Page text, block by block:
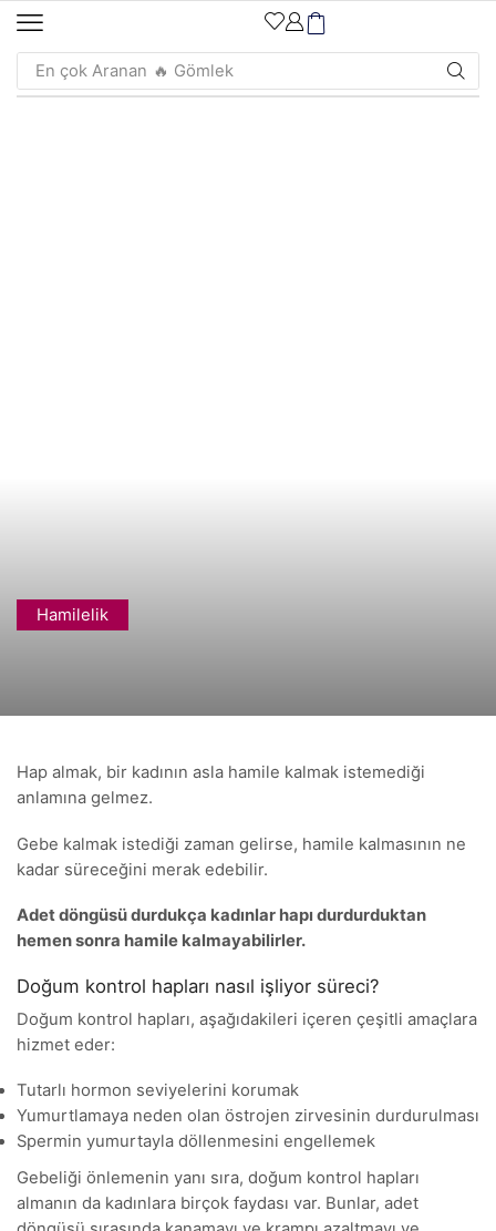
En çok Aranan 🔥 Gömlek
Hamilelik
Hap almak, bir kadının asla hamile kalmak istemediği
anlamına gelmez.
Gebe kalmak istediği zaman gelirse, hamile kalmasının ne
kadar süreceğini merak edebilir.
Adet döngüsü durdukça kadınlar hapı durdurduktan
hemen sonra hamile kalmayabilirler.
Doğum kontrol hapları nasıl işliyor süreci?
Doğum kontrol hapları, aşağıdakileri içeren çeşitli amaçlara
hizmet eder:
Tutarlı hormon seviyelerini korumak
Yumurtlamaya neden olan östrojen zirvesinin durdurulması
Spermin yumurtayla döllenmesini engellemek
Gebeliği önlemenin yanı sıra, doğum kontrol hapları
almanın da kadınlara birçok faydası var. Bunlar, adet